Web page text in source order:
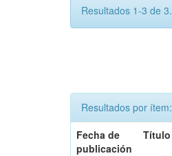
Resultados 1-3 de 3.
Resultados por ítem:
Fecha de
publicación
Título